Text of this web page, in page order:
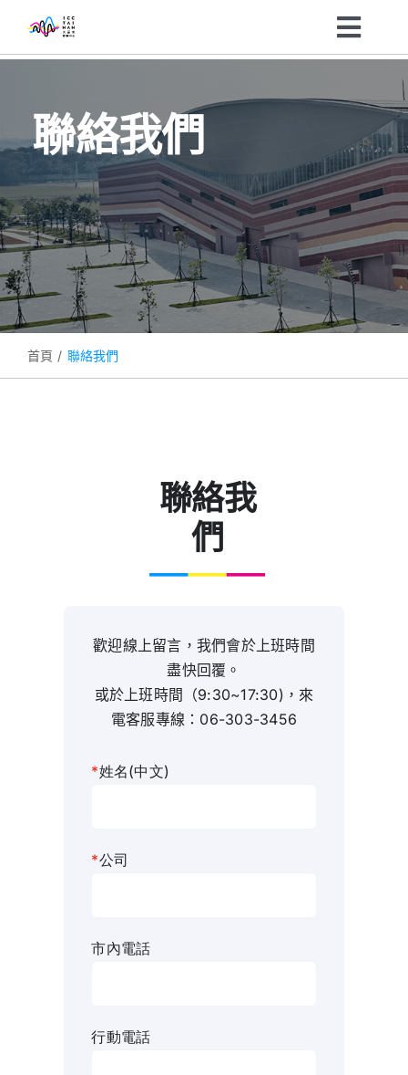
content
參訪民眾
展會資訊
最新消息
關於我們
聯絡我們
首頁 聯絡我們
聯絡我
們
歡迎線上留言，我們會於上班時間
盡快回覆。
或於上班時間（9:30~17:30)​，來
電客服專線： 06-303-3456
*姓名(中文)
*公司
市內電話
行動電話